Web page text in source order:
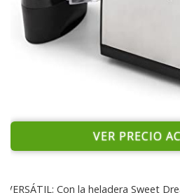
VER PRECIO
VERSÁTIL: Con la heladera Sweet